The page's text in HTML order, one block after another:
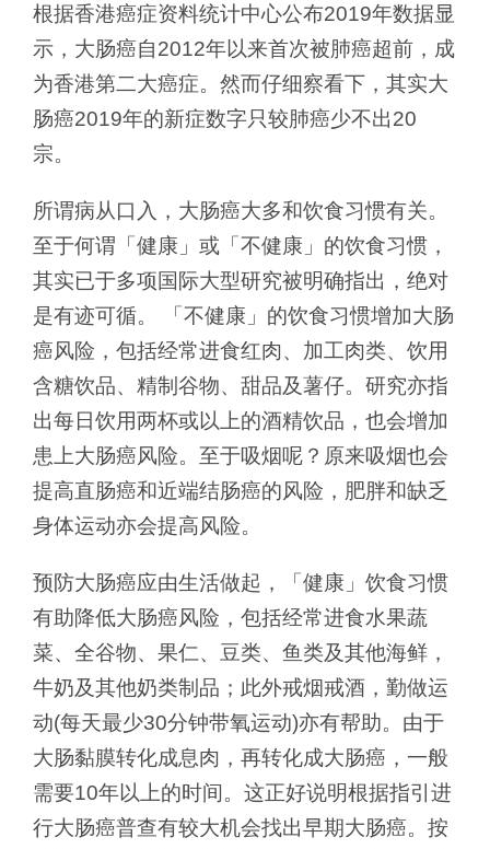
根据香港癌症资料统计中心公布2019年数据显
示，大肠癌自2012年以来首次被肺癌超前，成
为香港第二大癌症。然而仔细察看下，其实大
肠癌2019年的新症数字只较肺癌少不出20
宗。
所谓病从口入，大肠癌大多和饮食习惯有关。
至于何谓「健康」或「不健康」的饮食习惯，
其实已于多项国际大型研究被明确指出，绝对
是有迹可循。 「不健康」的饮食习惯增加大肠
癌风险，包括经常进食红肉、加工肉类、饮用
含糖饮品、精制谷物、甜品及薯仔。研究亦指
出每日饮用两杯或以上的酒精饮品，也会增加
患上大肠癌风险。至于吸烟呢？原来吸烟也会
提高直肠癌和近端结肠癌的风险，肥胖和缺乏
身体运动亦会提高风险。
预防大肠癌应由生活做起，「健康」饮食习惯
有助降低大肠癌风险，包括经常进食水果蔬
菜、全谷物、果仁、豆类、鱼类及其他海鲜，
牛奶及其他奶类制品；此外戒烟戒酒，勤做运
动(每天最少30分钟带氧运动)亦有帮助。由于
大肠黏膜转化成息肉，再转化成大肠癌，一般
需要10年以上的时间。这正好说明根据指引进
行大肠癌普查有较大机会找出早期大肠癌。按